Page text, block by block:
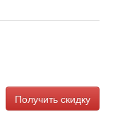
Получить скидку